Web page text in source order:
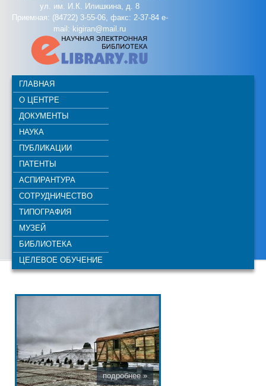
ул. им. И.К. Илишкина, д. 8
Приемная: (84722) 3-55-06, факс: 2-37-84 e-
mail: kigiran@mail.ru
ГЛАВНАЯ
О ЦЕНТРЕ
ДОКУМЕНТЫ
НАУКА
ПУБЛИКАЦИИ
ПАТЕНТЫ
АСПИРАНТУРА
СОТРУДНИЧЕСТВО
ТИПОГРАФИЯ
МУЗЕЙ
БИБЛИОТЕКА
ЦЕЛЕВОЕ ОБУЧЕНИЕ